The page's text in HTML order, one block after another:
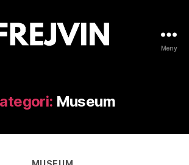
Meny
Museum
Kategorier